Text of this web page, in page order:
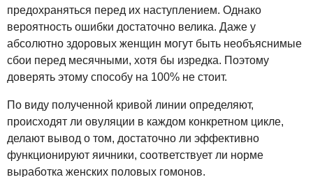
предохраняться перед их наступлением. Однако
вероятность ошибки достаточно велика. Даже у
абсолютно здоровых женщин могут быть необъяснимые
сбои перед месячными, хотя бы изредка. Поэтому
доверять этому способу на 100% не стоит.
По виду полученной кривой линии определяют,
происходят ли овуляции в каждом конкретном цикле,
делают вывод о том, достаточно ли эффективно
функционируют яичники, соответствует ли норме
выработка женских половых гомонов.